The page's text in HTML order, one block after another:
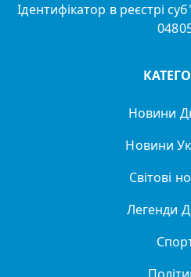
Ідентифікатор в реєстрі
Новини
Новини
Світові
Легенди